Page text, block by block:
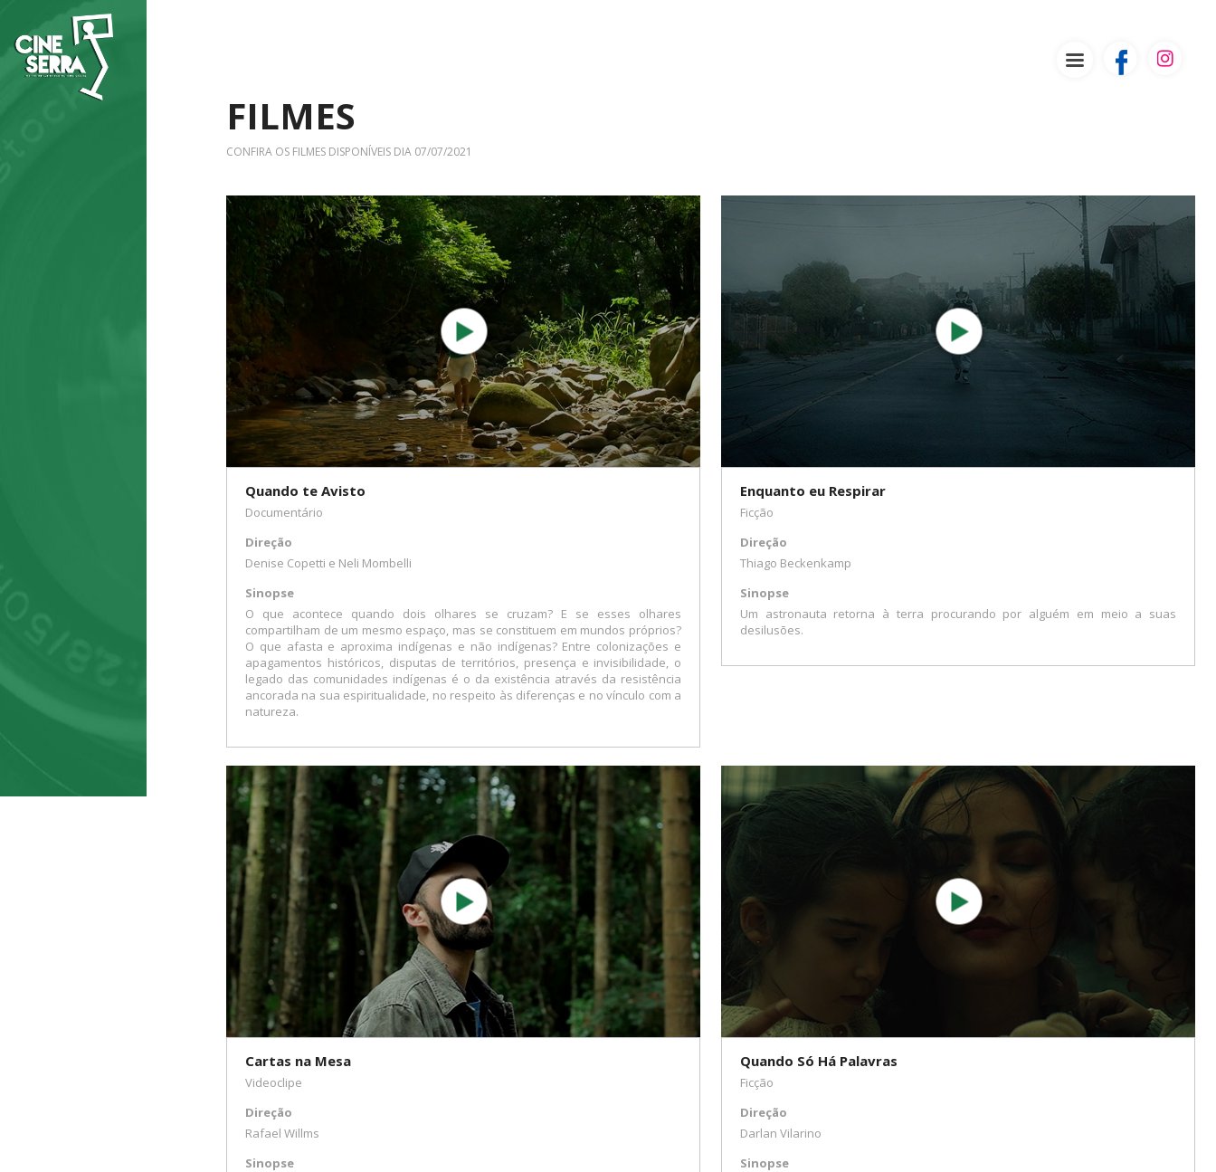
FILMES
CONFIRA OS FILMES DISPONÍVEIS DIA 07/07/2021
Quando te Avisto
Documentário
Direção
Denise Copetti e Neli Mombelli
Sinopse
O que acontece quando dois olhares se cruzam? E se esses olhares
compartilham de um mesmo espaço, mas se constituem em mundos próprios?
O que afasta e aproxima indígenas e não indígenas? Entre colonizações e
apagamentos históricos, disputas de territórios, presença e invisibilidade, o
legado das comunidades indígenas é o da existência através da resistência
ancorada na sua espiritualidade, no respeito às diferenças e no vínculo com a
natureza.
Enquanto eu Respirar
Ficção
Direção
Thiago Beckenkamp
Sinopse
Um astronauta retorna à terra procurando por alguém em meio a suas
desilusões.
Cartas na Mesa
Videoclipe
Direção
Rafael Willms
Sinopse
Quando Só Há Palavras
Ficção
Direção
Darlan Vilarino
Sinopse